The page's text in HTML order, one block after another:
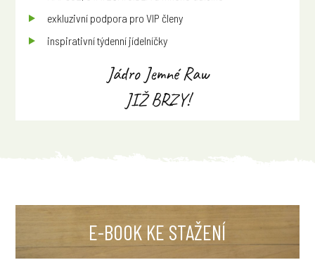
exkluzivní podpora pro VIP členy
inspirativní týdenní jídelníčky
Jádro Jemné Raw
JIŽ BRZY!
E-BOOK KE STAŽENÍ